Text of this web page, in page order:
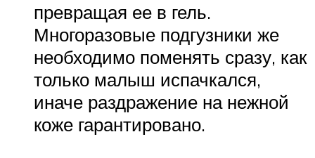
превращая ее в гель.
Многоразовые подгузники же
необходимо поменять сразу, как
только малыш испачкался,
иначе раздражение на нежной
коже гарантировано.